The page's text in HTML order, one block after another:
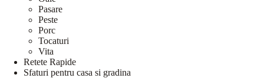
Pasare
Peste
Porc
Tocaturi
Vita
Retete Rapide
Sfaturi pentru casa si gradina